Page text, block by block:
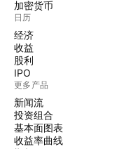
加密货币
日历
经济
收益
股利
IPO
更多产品
新闻流
投资组合
基本面图表
收益率曲线